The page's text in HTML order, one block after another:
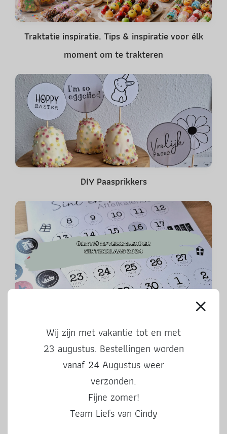
Traktatie inspiratie. Tips & inspiratie voor élk
moment om te trakteren
DIY Paasprikkers
Wij zijn met vakantie tot en met
23 augustus. Bestellingen worden
vanaf 24 Augustus weer
verzonden.
Fijne zomer!
Team Liefs van Cindy